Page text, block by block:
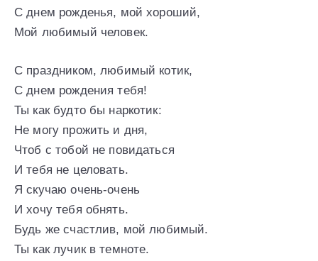
С днем рожденья, мой хороший,
Мой любимый человек.
С праздником, любимый котик,
С днем рождения тебя!
Ты как будто бы наркотик:
Не могу прожить и дня,
Чтоб с тобой не повидаться
И тебя не целовать.
Я скучаю очень-очень
И хочу тебя обнять.
Будь же счастлив, мой любимый.
Ты как лучик в темноте.